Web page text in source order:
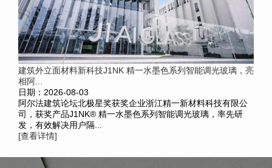
建筑外立面材料新科技J1NK 精一水墨色系列智能调光玻璃，亮
相阿...
日期：2026-08-03
阿尔法建筑论坛北极星奖获奖企业浙江精一新材料科技有限公
司，获奖产品J1NK® 精一水墨色系列智能调光玻璃，率先研
发，有效解决用户隔...
[查看详情]